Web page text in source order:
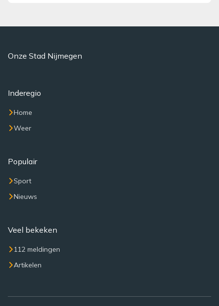
Onze Stad Nijmegen
Inderegio
Home
Weer
Populair
Sport
Nieuws
Veel bekeken
112 meldingen
Artikelen